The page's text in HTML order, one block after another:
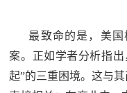
最致命的是，美
案。正如学者分析指
起”的三重困境。这与